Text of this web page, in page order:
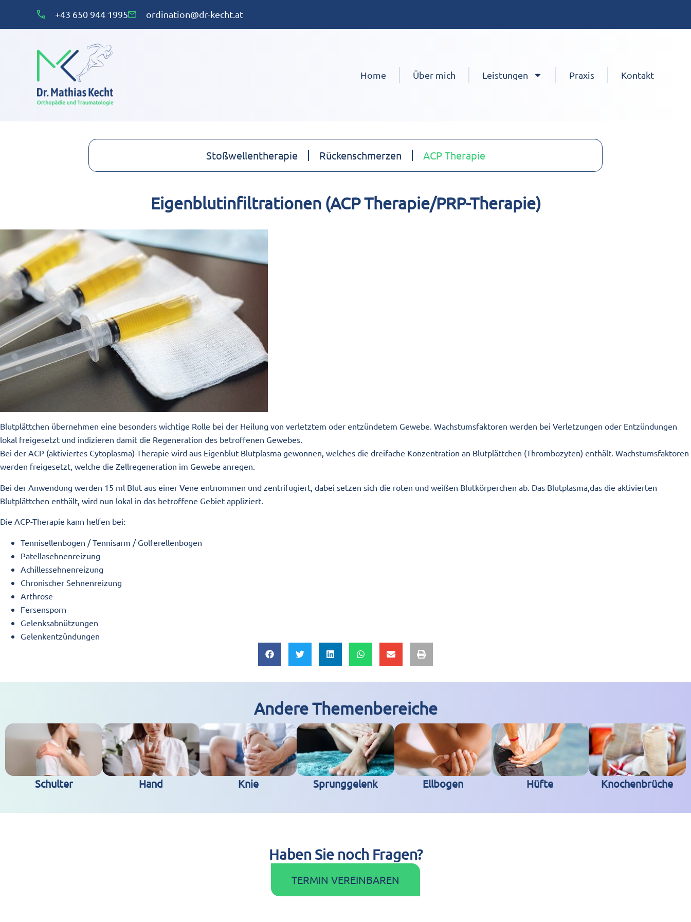
+43 650 944 1995 ordination@dr-kecht.at
Home Über mich Leistungen Praxis Kontakt
Stoßwellentherapie Rückenschmerzen ACP Therapie
Eigenblutinfiltrationen (ACP Therapie/PRP-Therapie)
Blutplättchen übernehmen eine besonders wichtige Rolle bei der Heilung von verletztem oder entzündetem Gewebe. Wachstumsfaktoren werden bei Verletzungen oder Entzündungen
lokal freigesetzt und indizieren damit die Regeneration des betroffenen Gewebes.
Bei der ACP (aktiviertes Cytoplasma)-Therapie wird aus Eigenblut Blutplasma gewonnen, welches die dreifache Konzentration an Blutplättchen (Thrombozyten) enthält. Wachstumsfaktoren
werden freigesetzt, welche die Zellregeneration im Gewebe anregen.
Bei der Anwendung werden 15 ml Blut aus einer Vene entnommen und zentrifugiert, dabei setzen sich die roten und weißen Blutkörperchen ab. Das Blutplasma,das die aktivierten
Blutplättchen enthält, wird nun lokal in das betroffene Gebiet appliziert.
Die ACP-Therapie kann helfen bei:
Tennisellenbogen / Tennisarm / Golferellenbogen
Patellasehnenreizung
Achillessehnenreizung
Chronischer Sehnenreizung
Arthrose
Fersensporn
Gelenksabnützungen
Gelenkentzündungen
Andere Themenbereiche
Schulter Hand Knie Sprunggelenk Ellbogen Hüfte Knochenbrüche
Haben Sie noch Fragen?
TERMIN VEREINBAREN